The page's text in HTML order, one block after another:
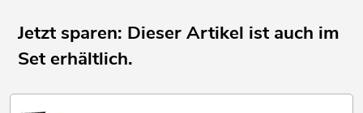
Jetzt sparen: Dieser Artikel ist auch im
Set erhältlich.